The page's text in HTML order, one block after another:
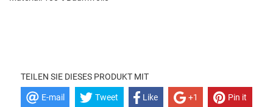
TEILEN SIE DIESES PRODUKT MIT
E-mail Tweet Like +1 Pin it